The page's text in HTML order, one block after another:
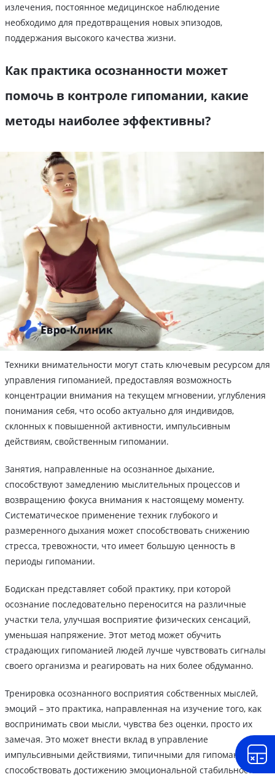
излечения, постоянное медицинское наблюдение
необходимо для предотвращения новых эпизодов,
поддержания высокого качества жизни.
Как практика осознанности может
помочь в контроле гипомании, какие
методы наиболее эффективны?
Техники внимательности могут стать ключевым ресурсом для
управления гипоманией, предоставляя возможность
концентрации внимания на текущем мгновении, углубления
понимания себя, что особо актуально для индивидов,
склонных к повышенной активности, импульсивным
действиям, свойственным гипомании.
Занятия, направленные на осознанное дыхание,
способствуют замедлению мыслительных процессов и
возвращению фокуса внимания к настоящему моменту.
Систематическое применение техник глубокого и
размеренного дыхания может способствовать снижению
стресса, тревожности, что имеет большую ценность в
периоды гипомании.
Бодискан представляет собой практику, при которой
осознание последовательно переносится на различные
участки тела, улучшая восприятие физических сенсаций,
уменьшая напряжение. Этот метод может обучить
страдающих гипоманией людей лучше чувствовать сигналы
своего организма и реагировать на них более обдуманно.
Тренировка осознанного восприятия собственных мыслей,
эмоций – это практика, направленная на изучение того, как
воспринимать свои мысли, чувства без оценки, просто их
замечая. Это может внести вклад в управление
импульсивными действиями, типичными для гипомании, и
способствовать достижению эмоциональной стабильности.